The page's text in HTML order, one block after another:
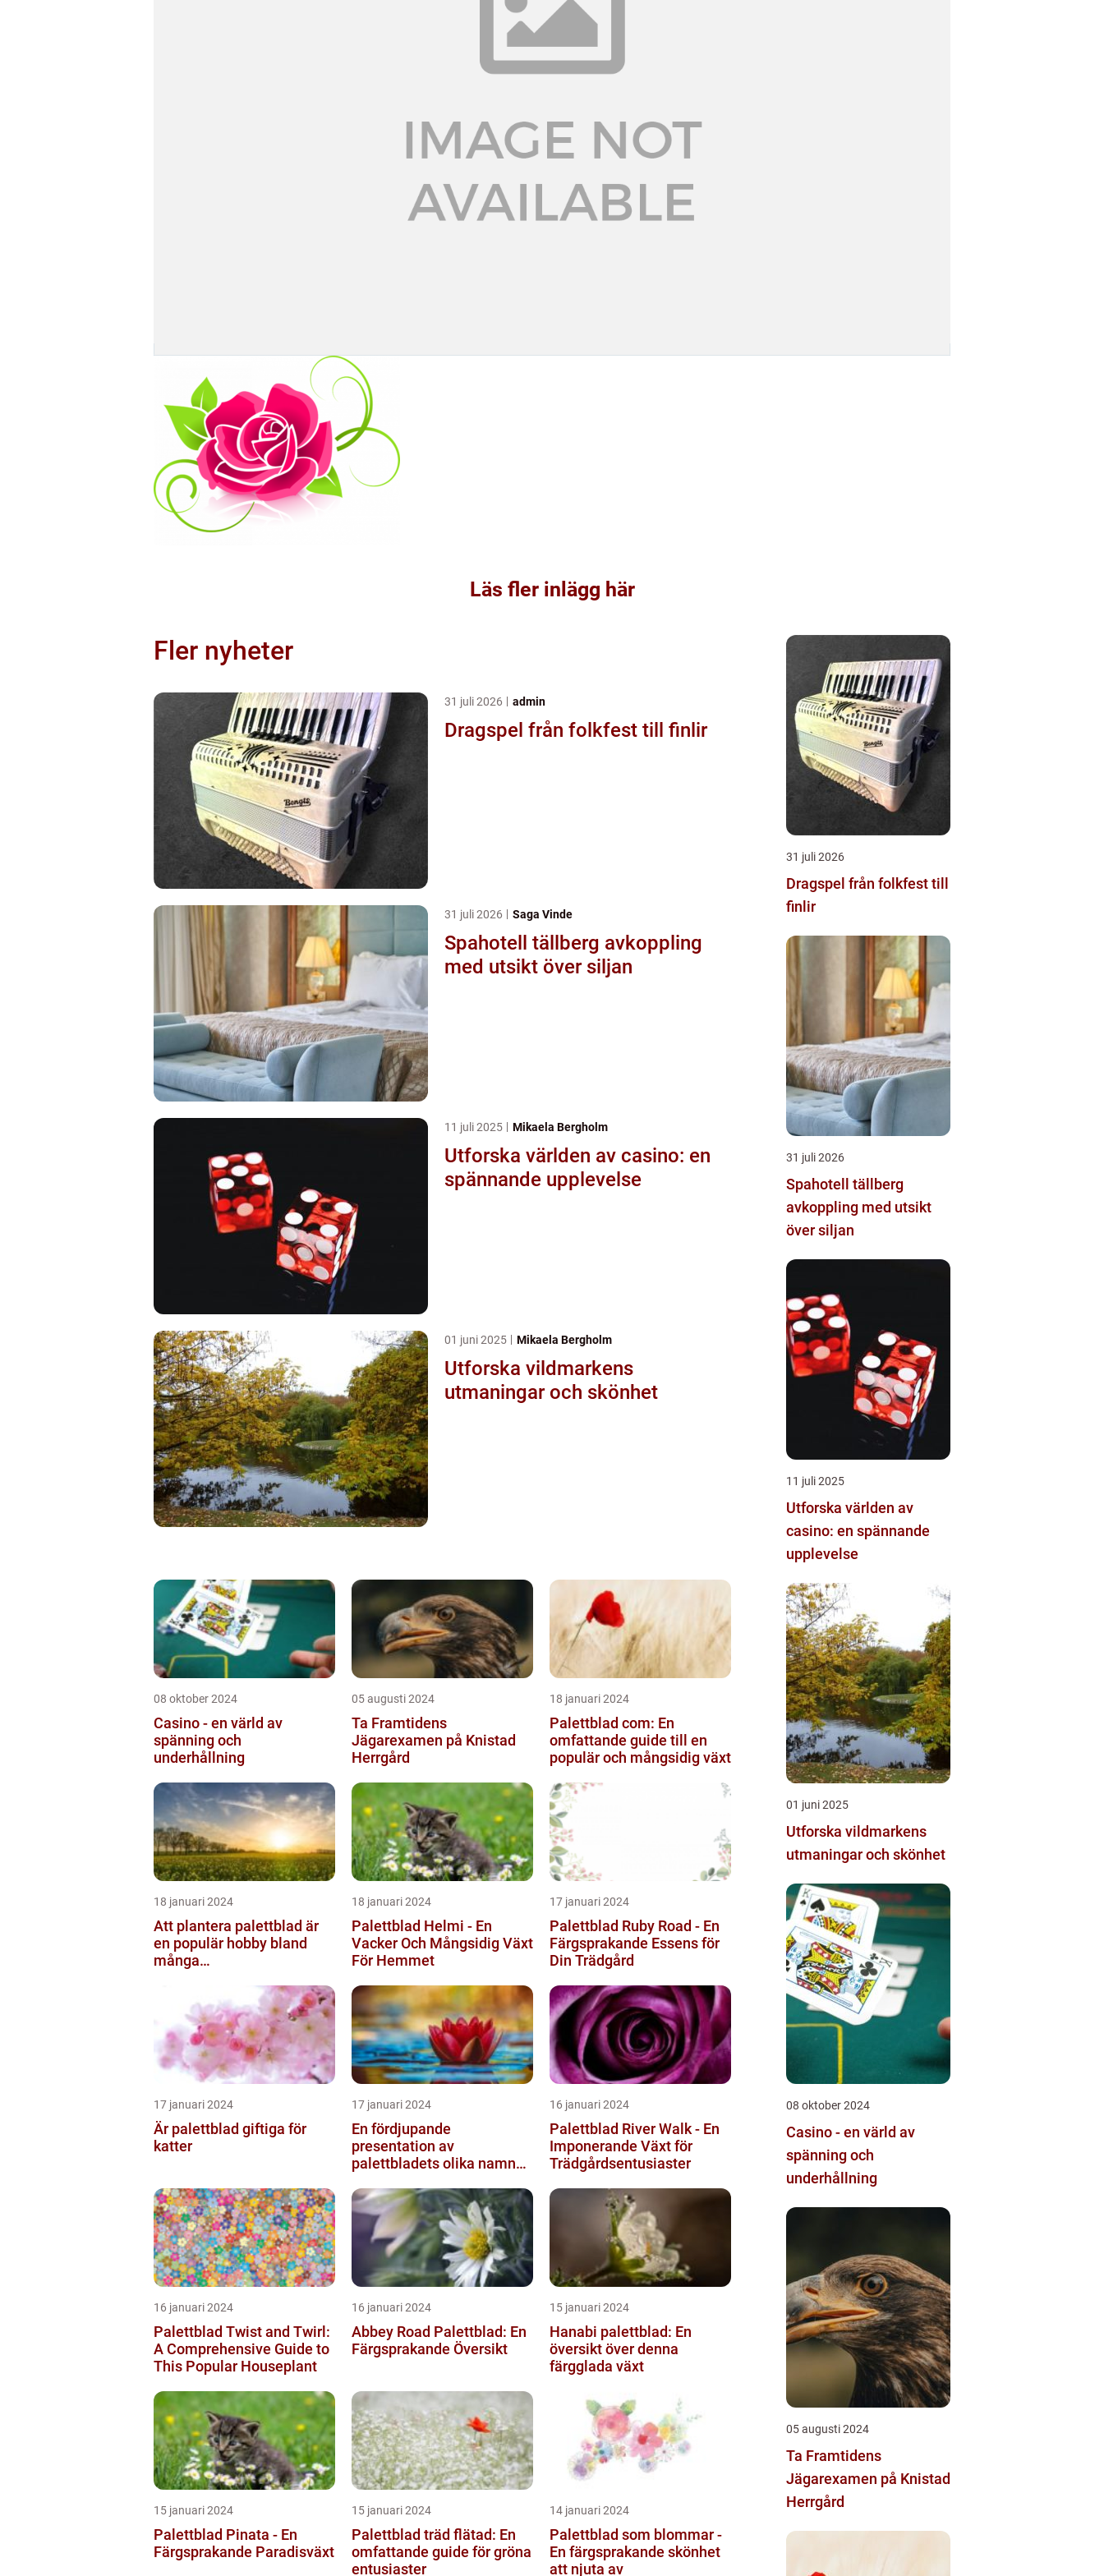
Läs fler inlägg här
Fler nyheter
31 juli 2026 admin
Dragspel från folkfest till finlir
31 juli 2026 Saga Vinde
Spahotell tällberg avkoppling
med utsikt över siljan
11 juli 2025 Mikaela Bergholm
Utforska världen av casino: en
spännande upplevelse
01 juni 2025 Mikaela Bergholm
Utforska vildmarkens
utmaningar och skönhet
08 oktober 2024
Casino - en värld av
spänning och
underhållning
05 augusti 2024
Ta Framtidens
Jägarexamen på Knistad
Herrgård
18 januari 2024
Palettblad com: En
omfattande guide till en
populär och mångsidig växt
18 januari 2024
Att plantera palettblad är
en populär hobby bland
många
kan bidra till att ...
18 januari 2024
Palettblad Helmi - En
Vacker Och Mångsidig Växt
För Hemmet
17 januari 2024
Palettblad Ruby Road - En
Färgsprakande Essens för
Din Trädgård
17 januari 2024
Är palettblad giftiga för
katter
17 januari 2024
En fördjupande
presentation av
palettbladets olika namn
16 januari 2024
Palettblad River Walk - En
Imponerande Växt för
Trädgårdsentusiaster
16 januari 2024
Palettblad Twist and Twirl:
A Comprehensive Guide to
This Popular Houseplant
16 januari 2024
Abbey Road Palettblad: En
Färgsprakande Översikt
15 januari 2024
Hanabi palettblad: En
översikt över denna
färgglada växt
15 januari 2024
Palettblad Pinata - En
Färgsprakande Paradisväxt
15 januari 2024
Palettblad träd flätad: En
omfattande guide för gröna
entusiaster
14 januari 2024
Palettblad som blommar -
En färgsprakande skönhet
att njuta av
31 juli 2026
Dragspel från folkfest till
finlir
31 juli 2026
Spahotell tällberg
avkoppling med utsikt
över siljan
11 juli 2025
Utforska världen av
casino: en spännande
upplevelse
01 juni 2025
Utforska vildmarkens
utmaningar och skönhet
08 oktober 2024
Casino - en värld av
spänning och
underhållning
05 augusti 2024
Ta Framtidens
Jägarexamen på Knistad
Herrgård